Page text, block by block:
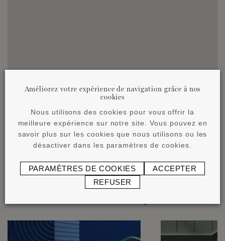
Améliorez votre expérience de navigation grâce à nos
cookies
Nous utilisons des cookies pour vous offrir la
meilleure expérience sur notre site. Vous pouvez en
savoir plus sur les cookies que nous utilisons ou les
désactiver dans les paramètres de cookies.
PARAMÈTRES DE COOKIES
ACCEPTER
REFUSER